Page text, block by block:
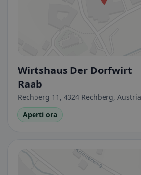
Wirtshaus Der Dorfwirt
Raab
Rechberg 11, 4324 Rechberg, Austria
Aperti ora